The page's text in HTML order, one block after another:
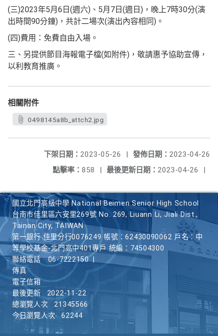
(三)2023年5月6日(週六)、5月7日(週日)，晚上7時30分(演
出時間90分鐘)，共計二場次(演出內容相同)。
(四)費用：免費自由入場。
三、另提供節目海報電子檔(如附件)，敬請惠予協助宣傳，
以利教育推廣。
相關附件
0498145a8b_attch2.jpg
發佈日期： 2023-04-26
下架日期： 2023-05-26
|
最後更新日期： 2023-04-26 |
點擊率： 858 |
國立北門高級中學 National Beimen Senior High School
台南市佳里區六安里269號 No. 269, Liuann Li, Jiali Dist.,
Tainan City, TAIWAN
第一銀行 佳里分行0076249 帳號：62430090062 戶名：中
等學校基金-北門高中401專戶 統編：74504300
聯絡電話
06-7222150
傳真
電子信箱
最後更新
2022-11-22
總瀏覽人次
21345566
今日瀏覽人次
62244